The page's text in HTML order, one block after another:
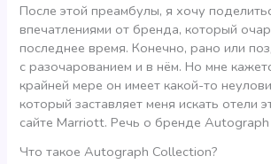
После этой преамбулы, я хочу
впечатлениями от бренда, который
последнее время. Конечно, рано или
с разочарованием и в нём. Но мне
крайней мере он имеет какой-то
который заставляет меня искать отели
сайте Marriott. Речь о бренде
Что такое Autograph Collection?